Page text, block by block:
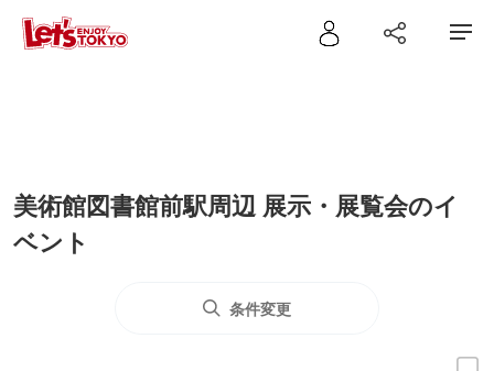
美術館図書館前駅周辺 展示・展覧会のイ
ベント
条件変更